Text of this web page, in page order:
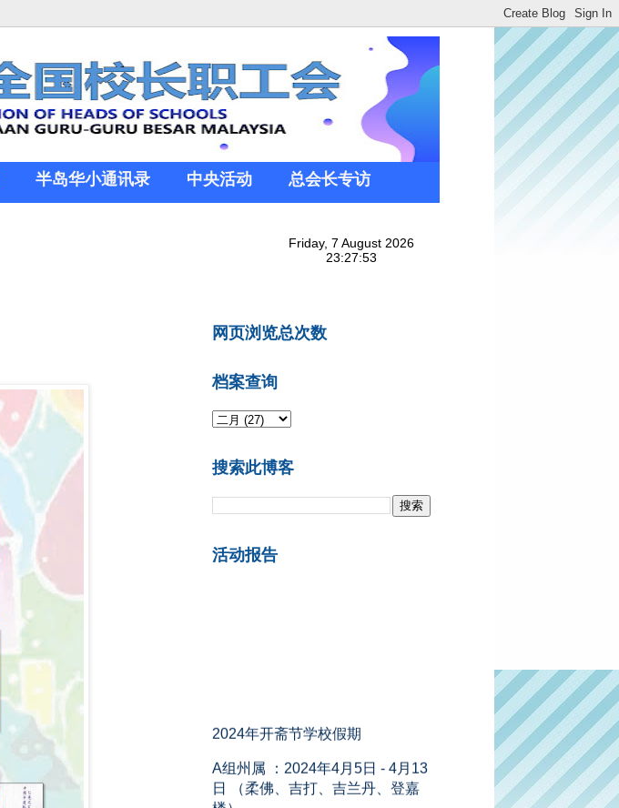
半岛华小通讯录 中央活动 总会长专访
网页浏览总次数
档案查询
搜索此博客
活动报告
A组州属 ：2024年4月5日 - 4月13
日 （柔佛、吉打、吉兰丹、登嘉
楼）
B组州属 ：2024年4月6日 - 4月14